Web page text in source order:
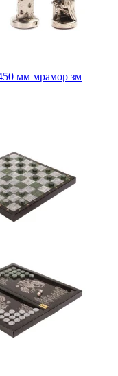
мм мрамор зм